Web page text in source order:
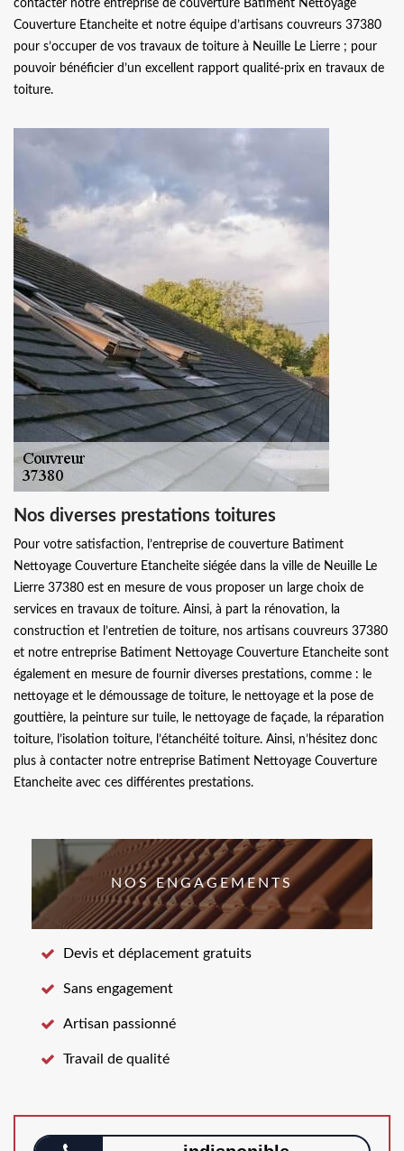
contacter notre entreprise de couverture Batiment Nettoyage
Couverture Etancheite et notre équipe d’artisans couvreurs 37380
pour s’occuper de vos travaux de toiture à Neuille Le Lierre ; pour
pouvoir bénéficier d’un excellent rapport qualité-prix en travaux de
toiture.
Nos diverses prestations toitures
Pour votre satisfaction, l’entreprise de couverture Batiment
Nettoyage Couverture Etancheite siégée dans la ville de Neuille Le
Lierre 37380 est en mesure de vous proposer un large choix de
services en travaux de toiture. Ainsi, à part la rénovation, la
construction et l’entretien de toiture, nos artisans couvreurs 37380
et notre entreprise Batiment Nettoyage Couverture Etancheite sont
également en mesure de fournir diverses prestations, comme : le
nettoyage et le démoussage de toiture, le nettoyage et la pose de
gouttière, la peinture sur tuile, le nettoyage de façade, la réparation
toiture, l’isolation toiture, l’étanchéité toiture. Ainsi, n’hésitez donc
plus à contacter notre entreprise Batiment Nettoyage Couverture
Etancheite avec ces différentes prestations.
NOS ENGAGEMENTS
Devis et déplacement gratuits
Sans engagement
Artisan passionné
Travail de qualité